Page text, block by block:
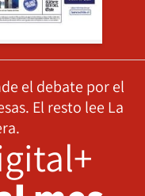
el debate por el
El resto lee La